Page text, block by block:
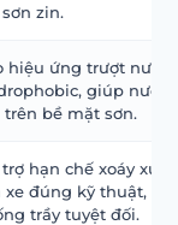
zin.
hiệu ứng trượt nước
giúp nước
trên bề mặt sơn.
trợ hạn chế xoáy
xe đúng kỹ thuật,
trầy tuyệt đối.